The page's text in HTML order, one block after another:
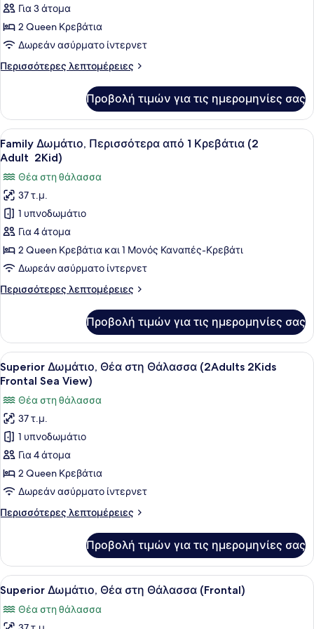
Δωμάτιο
(Sol
Room
Sea
Για 3 άτομα
2 Queen Κρεβάτια
Δωρεάν ασύρματο ίντερνετ
Περισσότερες λεπτομέρειες
Περισσότερες
(Sol
Room
Front
Sea
Προβολή τιμών για τις ημερομηνίες σας
Προβολή
όλων
φωτογραφιών
για
Family
Δωμάτιο,
Περισσότερα
από
1
Κρεβάτια
Μίνι μπαρ, χρηματοκιβώτιο στο
4
Family Δωμάτιο, Περισσότερα από 1 Κρεβάτια (2
Adult 2Kid)
Θέα στη θάλασσα
37 τ.μ.
1 υπνοδωμάτιο
Για 4 άτομα
2 Queen Κρεβάτια και 1 Μονός Καναπές-Κρεβάτι
Δωρεάν ασύρματο ίντερνετ
Περισσότερες λεπτομέρειες
Περισσότερες
Δωμάτιο,
Περισσότερα
από
1
(2
Adult 2Kid)
Προβολή τιμών για τις ημερομηνίες σας
Προβολή
όλων
φωτογραφιών
για
Superior
Δωμάτιο,
Θέα
στη
Θάλασσα
(2Adults 2Kids
View)
Ένα σύγχρονο δωμάτιο
7
Superior Δωμάτιο, Θέα στη Θάλασσα (2Adults 2Kids
Frontal Sea View)
Θέα στη θάλασσα
37 τ.μ.
1 υπνοδωμάτιο
Για 4 άτομα
2 Queen Κρεβάτια
Δωρεάν ασύρματο ίντερνετ
Περισσότερες λεπτομέρειες
Περισσότερες
Δωμάτιο,
Θέα
στη
Θάλασσα
(2Adults 2Kids
Frontal
Προβολή τιμών για τις ημερομηνίες σας
Προβολή
όλων
των
Ένα σύγχρονο δωμάτιο
7
Superior Δωμάτιο, Θέα στη Θάλασσα (Frontal)
Θέα στη θάλασσα